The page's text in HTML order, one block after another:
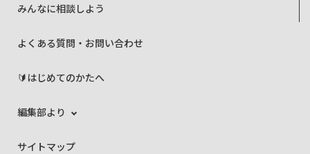
みんなに相談しよう
よくある質問・お問い合わせ
🔰はじめてのかたへ
編集部より
サイトマップ